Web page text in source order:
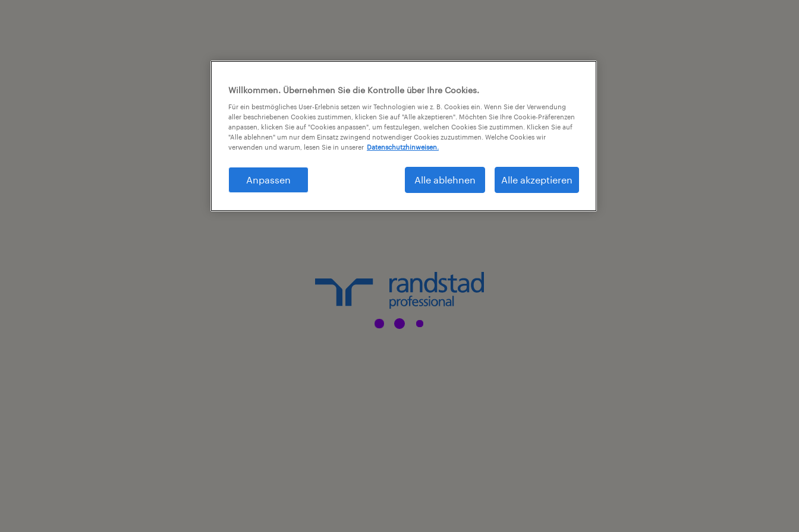
Willkommen. Übernehmen Sie die Kontrolle über Ihre Cookies.
Für ein bestmögliches User-Erlebnis setzen wir Technologien wie z. B. Cookies ein. Wenn Sie der Verwendung
aller beschriebenen Cookies zustimmen, klicken Sie auf "Alle akzeptieren". Möchten Sie Ihre Cookie-Präferenzen
anpassen, klicken Sie auf "Cookies anpassen", um festzulegen, welchen Cookies Sie zustimmen. Klicken Sie auf
"Alle ablehnen" um nur dem Einsatz zwingend notwendiger Cookies zuzustimmen. Welche Cookies wir
verwenden und warum, lesen Sie in unserer Datenschutzhinweisen.
Anpassen Alle ablehnen Alle akzeptieren